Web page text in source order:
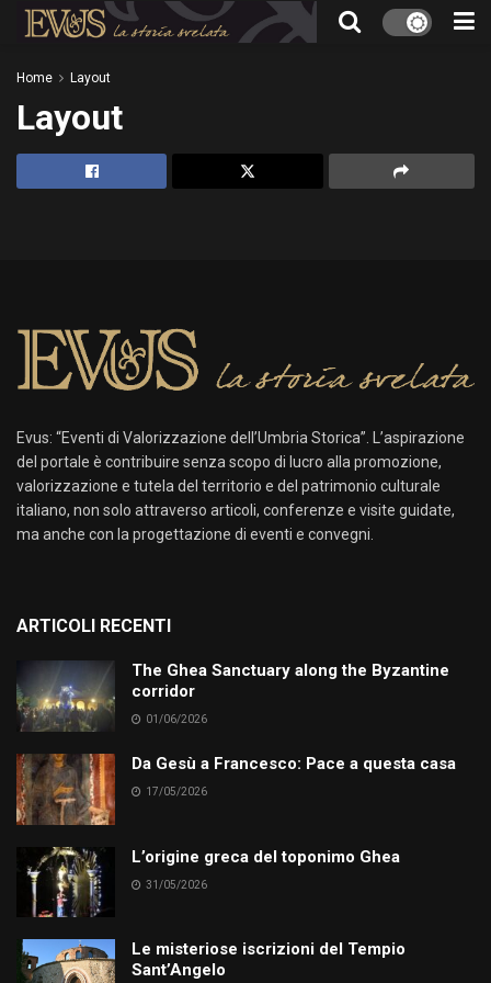
Home Layout
Layout
Evus: “Eventi di Valorizzazione dell’Umbria Storica”. L’aspirazione
del portale è contribuire senza scopo di lucro alla promozione,
valorizzazione e tutela del territorio e del patrimonio culturale
italiano, non solo attraverso articoli, conferenze e visite guidate,
ma anche con la progettazione di eventi e convegni.
ARTICOLI RECENTI
The Ghea Sanctuary along the Byzantine
corridor
01/06/2026
Da Gesù a Francesco: Pace a questa casa
17/05/2026
L’origine greca del toponimo Ghea
31/05/2026
Le misteriose iscrizioni del Tempio
Sant’Angelo